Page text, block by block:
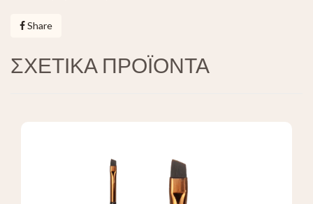
Share
ΣΧΕΤΙΚΑ ΠΡΟΪΟΝΤΑ